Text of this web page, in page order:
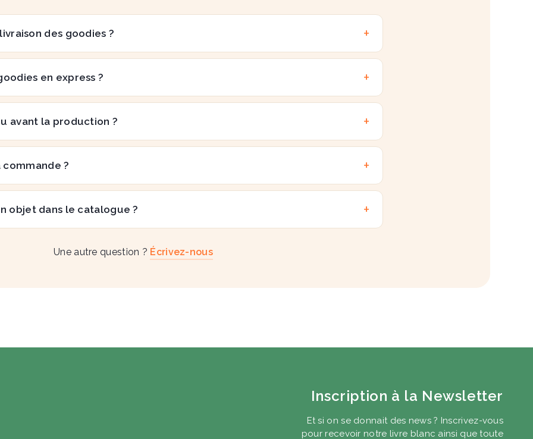
des goodies ?
en express ?
avant la production ?
?
objet dans le catalogue ?
Une autre question ? Écrivez-nous
Inscription à la Newsletter
Et si on se donnait des news ? Inscrivez-vous
pour recevoir notre livre blanc ainsi que toute